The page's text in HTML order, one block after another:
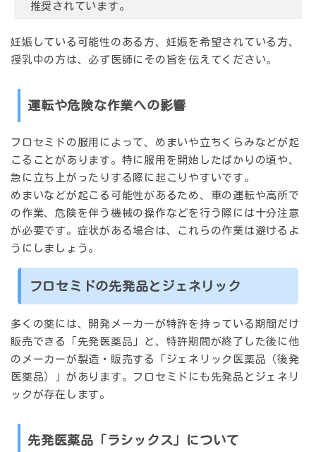
推奨されています。
妊娠している可能性のある方、妊娠を希望されている方、
授乳中の方は、必ず医師にその旨を伝えてください。
運転や危険な作業への影響
フロセミドの服用によって、めまいや立ちくらみなどが起
こることがあります。特に服用を開始したばかりの頃や、
急に立ち上がったりする際に起こりやすいです。
めまいなどが起こる可能性があるため、車の運転や高所で
の作業、危険を伴う機械の操作などを行う際には十分注意
が必要です。症状がある場合は、これらの作業は避けるよ
うにしましょう。
フロセミドの先発品とジェネリック
多くの薬には、開発メーカーが特許を持っている期間だけ
販売できる「先発医薬品」と、特許期間が終了した後に他
のメーカーが製造・販売する「ジェネリック医薬品（後発
医薬品）」があります。フロセミドにも先発品とジェネリ
ックが存在します。
先発医薬品「ラシックス」について